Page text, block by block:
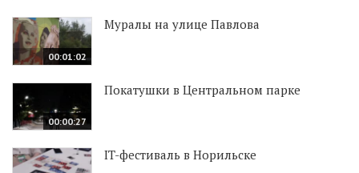
00:01:02
Муралы на улице Павлова
00:00:27
Покатушки в Центральном парке
IT-фестиваль в Норильске